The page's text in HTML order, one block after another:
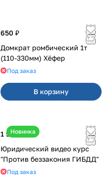
650 ₽
Домкрат ромбический 1т
(110-330мм) Хёфер
Под заказ
В корзину
Новинка
1 500 ₽
Юридический видео курс
"Против беззакония ГИБДД"
Под заказ